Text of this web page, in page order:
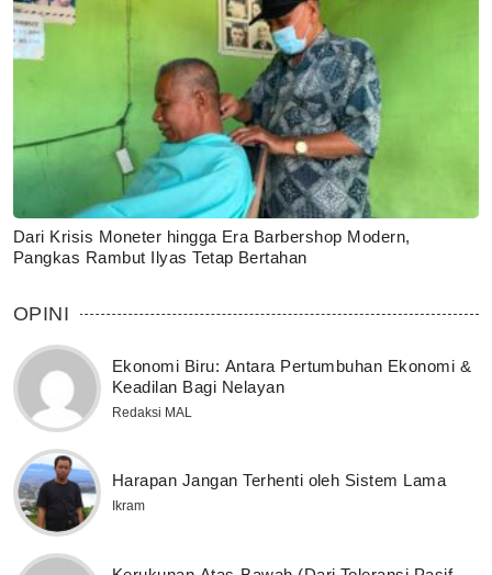
Dari Krisis Moneter hingga Era Barbershop Modern,
Pangkas Rambut Ilyas Tetap Bertahan
OPINI
Ekonomi Biru: Antara Pertumbuhan Ekonomi &
Keadilan Bagi Nelayan
Redaksi MAL
Harapan Jangan Terhenti oleh Sistem Lama
Ikram